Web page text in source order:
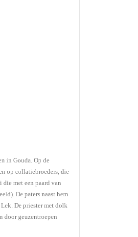
in Gouda. Op de
op collatiebroeders, die
met een paard van
De paters naast hem
De priester met dolk
door geuzentroepen